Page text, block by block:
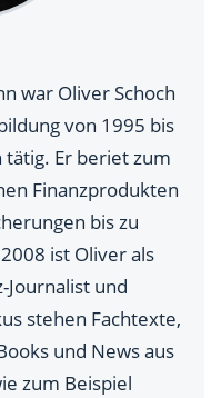
war Oliver Schoch
von 1995 bis
Er beriet zum
Finanzprodukten
bis zu
ist Oliver als
und
stehen Fachtexte,
und News aus
zum Beispiel